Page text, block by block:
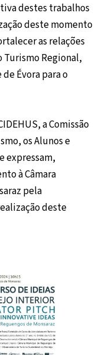
destes trabalhos
deste momento
as relações
Turismo Regional,
Évora para o
a Comissão
os Alunos e
expressam,
à Câmara
pela
deste